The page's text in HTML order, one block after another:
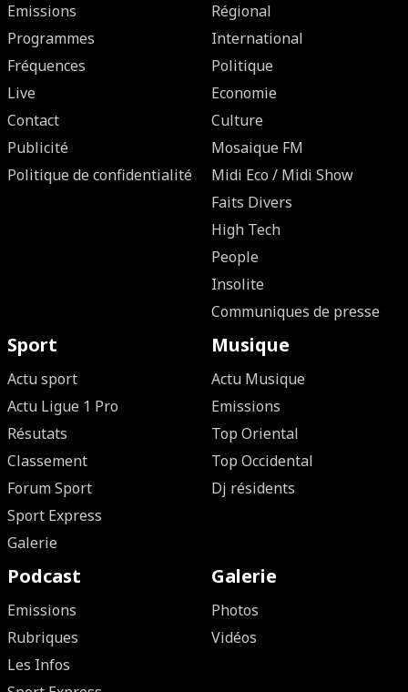
Emissions
Programmes
Fréquences
Live
Contact
Publicité
Politique de confidentialité
Régional
International
Politique
Economie
Culture
Mosaique FM
Midi Eco / Midi Show
Faits Divers
High Tech
People
Insolite
Communiques de presse
Sport
Actu sport
Actu Ligue 1 Pro
Résutats
Classement
Forum Sport
Sport Express
Galerie
Musique
Actu Musique
Emissions
Top Oriental
Top Occidental
Dj résidents
Podcast
Emissions
Rubriques
Les Infos
Galerie
Photos
Vidéos